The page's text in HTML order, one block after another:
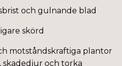
och gulnande blad
skörd
motståndskraftiga plantor
skadedjur och torka